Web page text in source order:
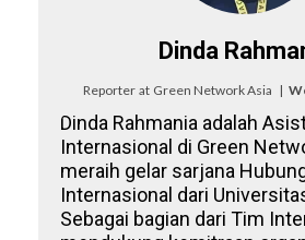
Dinda
Reporter at Green Network Asia |
Dinda Rahmania adalah
Internasional di Green
meraih gelar sarjana
Internasional dari
Sebagai bagian dari Tim